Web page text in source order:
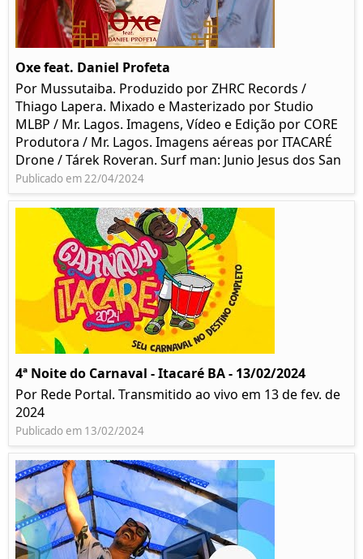
Oxe feat. Daniel Profeta
Por Mussutaiba. Produzido por ZHRC Records /
Thiago Lapera. Mixado e Masterizado por Studio
MLBP / Mr. Lagos. Imagens, Vídeo e Edição por CORE
Produtora / Mr. Lagos. Imagens aéreas por ITACARÉ
Drone / Tárek Roveran. Surf man: Junio Jesus dos San
Publicado em 22/04/2024
4ª Noite do Carnaval - Itacaré BA - 13/02/2024
Por Rede Portal. Transmitido ao vivo em 13 de fev. de
2024
Publicado em 13/02/2024